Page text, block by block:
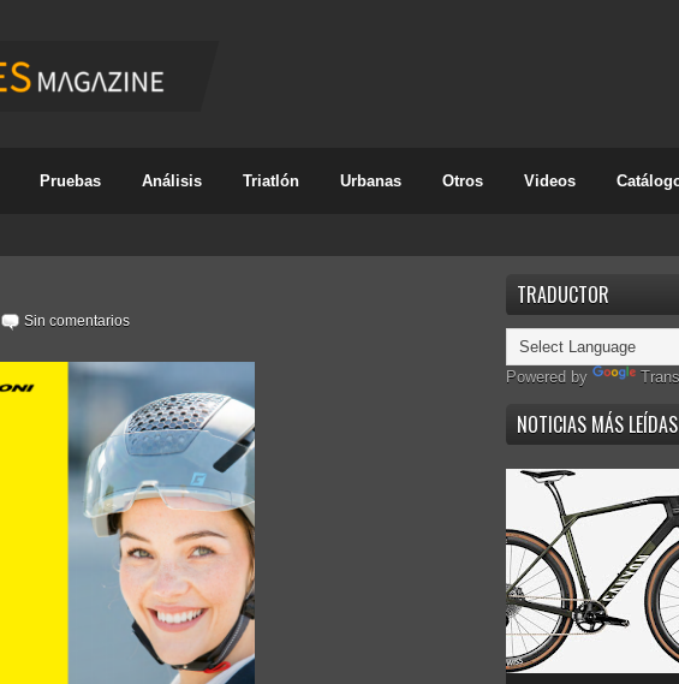
Pruebas Análisis Triatlón Urbanas Otros Videos
Sin comentarios
TRADUCTOR
Powered by
NOTICIAS MÁS LEÍDAS